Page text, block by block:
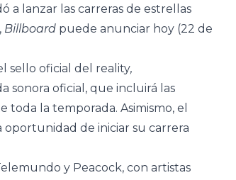
a lanzar las carreras de estrellas
, Billboard puede anunciar hoy (22 de
sello oficial del reality,
sonora oficial, que incluirá las
la temporada. Asimismo, el
oportunidad de iniciar su carrera
y Peacock, con artistas